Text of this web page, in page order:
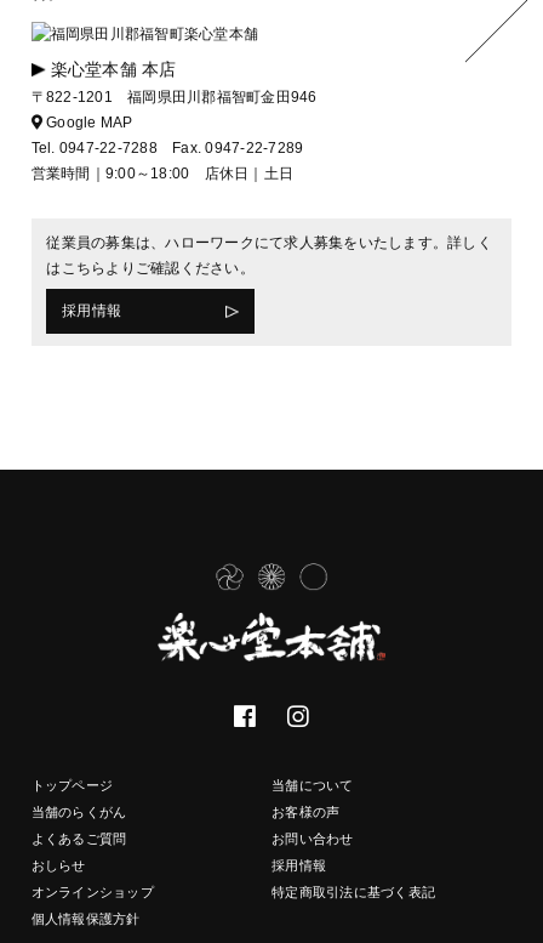
楽心堂本舗 本店
〒822-1201 福岡県田川郡福智町金田946
Google MAP
Tel. 0947-22-7288Fax. 0947-22-7289
営業時間｜9:00～18:00 店休日｜土日
従業員の募集は、ハローワークにて求人募集をいたします。詳しく
はこちらよりご確認ください。
採用情報
トップページ
当舗について
当舗のらくがん
お客様の声
よくあるご質問
お問い合わせ
おしらせ
採用情報
オンラインショップ
特定商取引法に基づく表記
個人情報保護方針